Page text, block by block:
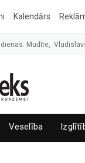
Kalendārs
Mudīte,
Veselība